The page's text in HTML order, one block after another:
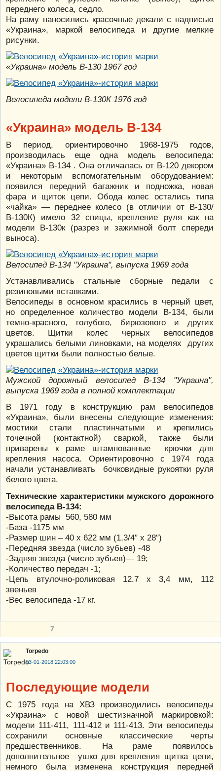
переднего колеса, седло.
На раму наносились красочные декали с надписью
«Украина», маркой велосипеда и другие мелкие
рисунки.
«Украина» модель В-130 1967 год
Велосипеда модели В-130К 1976 год
«Украина» модель В-134
В период, ориентировочно 1968-1975 годов,
производилась еще одна модель велосипеда:
«Украина» В-134 . Она отличалась от В-120 декором
и некоторым вспомогательным оборудованием:
появился передний багажник и подножка, новая
фара и щиток цепи. Обода колес остались типа
«чайка» — переднее колесо (в отличии от В-130/
В-130К) имело 32 спицы, крепление руля как на
модели В-130к (разрез и зажимной болт спереди
выноса).
Велосипед В-134 "Украина", выпуска 1969 года
Устанавливались стальные сборные педали с
резиновыми вставками.
Велосипеды в основном красились в черный цвет,
но определенное количество модели В-134, были
темно-красного, голубого, бирюзового и других
цветов. Щитки колес черных велосипедов
украшались белыми линовками, на моделях других
цветов щитки были полностью белые.
Мужской дорожный велосипед В-134 "Украина",
выпуска 1969 года в полной комплектации
В 1971 году в конструкцию рам велосипедов
«Украина», были внесены следующие изменения:
мостики стали пластинчатыми и крепились
точечной (контактной) сваркой, также были
приварены к раме штампованные крючки для
крепления насоса. Ориентировочно с 1974 года
начали устанавливать бочковидные рукоятки руля
белого цвета.
Технические характеристики мужского дорожного
велосипеда В-134:
-Высота рамы 560, 580 мм
-База -1175 мм
-Размер шин – 40 х 622 мм (1,3/4″ х 28″)
-Передняя звезда (число зубьев) -48
-Задняя звезда (число зубьев)— 19;
-Количество передач -1;
-Цепь втулочно-роликовая 12.7 х 3,4 мм, 112
звеньев
-Вес велосипеда -17 кг.
7
Torpedo
03-01-2018 22:03:00
Последующие модели
С 1975 года на ХВЗ производились велосипеды
«Украина» с новой шестизначной маркировкой:
модели 111-411, 111-412 и 111-413. Эти велосипеды
сохранили основные классические черты
предшественников. На раме появилось
дополнительное ушко для крепления щитка цепи,
немного была изменена конструкция передней